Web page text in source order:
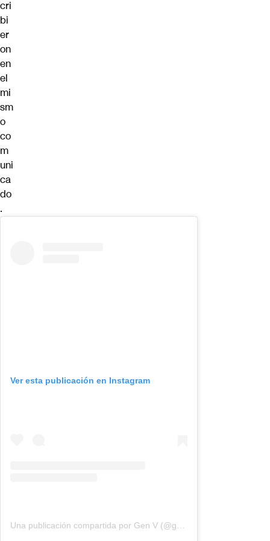
cri
bi
er
on
en
el
mi
sm
o
co
m
uni
ca
do
.
Ver esta publicación en Instagram